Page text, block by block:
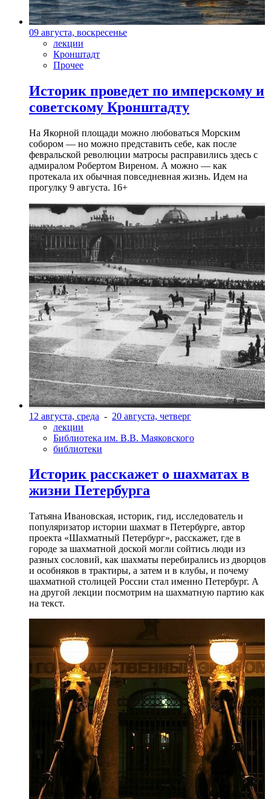
09 августа, воскресенье
лекции
Кронштадт
Прочее
Историк проведет по имперскому и
советскому Кронштадту
На Якорной площади можно любоваться Морским
собором — но можно представить себе, как после
февральской революции матросы расправились здесь с
адмиралом Робертом Виреном. А можно — как
протекала их обычная повседневная жизнь. Идем на
прогулку 9 августа. 16+
12 августа, среда - 20 августа, четверг
лекции
Библиотека им. В.В. Маяковского
библиотеки
Историк расскажет о шахматах в
жизни Петербурга
Татьяна Ивановская, историк, гид, исследователь и
популяризатор истории шахмат в Петербурге, автор
проекта «Шахматный Петербург», расскажет, где в
городе за шахматной доской могли сойтись люди из
разных сословий, как шахматы перебирались из дворцов
и особняков в трактиры, а затем и в клубы, и почему
шахматной столицей России стал именно Петербург. А
на другой лекции посмотрим на шахматную партию как
на текст.